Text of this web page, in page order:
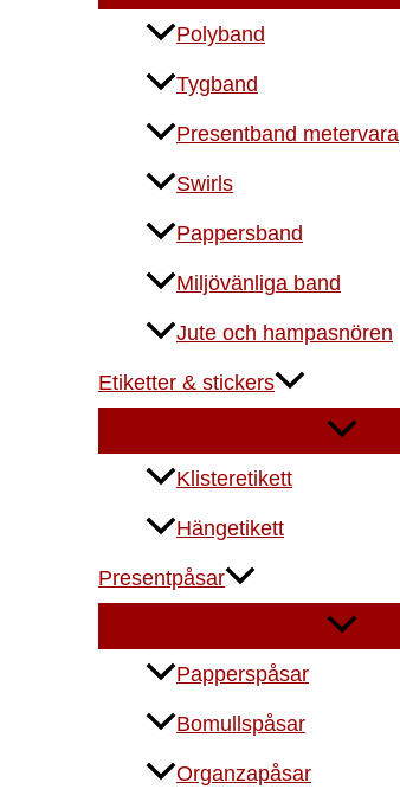
Polyband
Tygband
Presentband metervara
Swirls
Pappersband
Miljövänliga band
Jute och hampasnören
Etiketter & stickers
Klisteretikett
Hängetikett
Presentpåsar
Papperspåsar
Bomullspåsar
Organzapåsar